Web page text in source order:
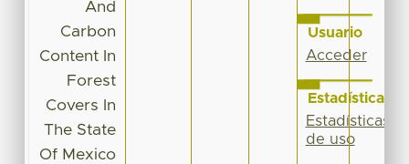
And
Carbon
Content In
Forest
Covers In
The State
Of Mexico
Usuario
Acceder
Estadísticas
Estadísticas
de uso